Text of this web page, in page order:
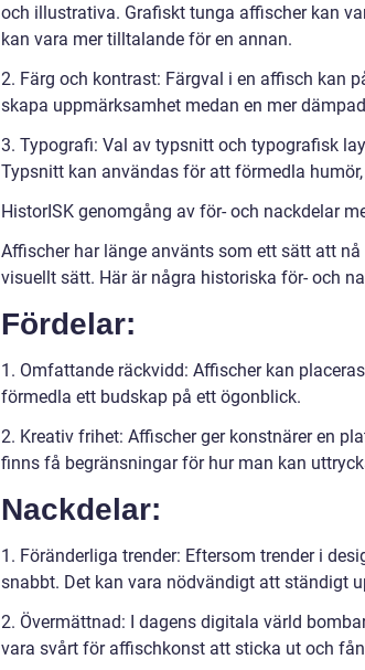
och illustrativa. Grafiskt tunga affischer kan
kan vara mer tilltalande för en annan.
2. Färg och kontrast: Färgval i en affisch kan
skapa uppmärksamhet medan en mer
3. Typografi: Val av typsnitt och typografisk
Typsnitt kan användas för att förmedla
HistorISK genomgång av för- och nackdelar
Affischer har länge använts som ett sätt att
visuellt sätt. Här är några historiska för- och
Fördelar:
1. Omfattande räckvidd: Affischer kan
förmedla ett budskap på ett ögonblick.
2. Kreativ frihet: Affischer ger konstnärer en
finns få begränsningar för hur man kan
Nackdelar:
1. Föränderliga trender: Eftersom trender i
snabbt. Det kan vara nödvändigt att ständigt
2. Övermättnad: I dagens digitala värld
vara svårt för affischkonst att sticka ut och